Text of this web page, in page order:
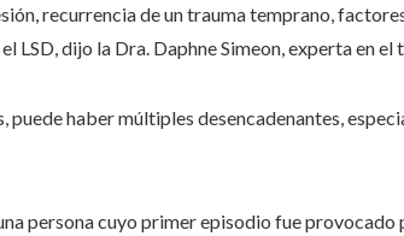
recurrencia de un trauma temprano,
LSD, dijo la Dra. Daphne Simeon, experta en
puede haber múltiples desencadenantes,
persona cuyo primer episodio fue